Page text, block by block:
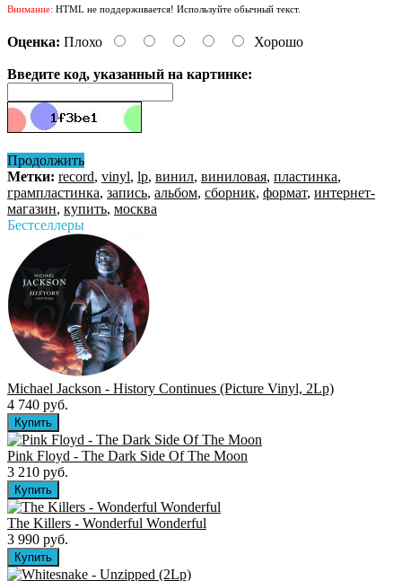
Внимание: HTML не поддерживается! Используйте обычный текст.
Оценка: Плохо Хорошо
Введите код, указанный на картинке:
Продолжить
Метки: record, vinyl, lp, винил, виниловая, пластинка,
грампластинка, запись, альбом, сборник, формат, интернет-
магазин, купить, москва
Бестселлеры
Michael Jackson - History Continues (Picture Vinyl, 2Lp)
4 740 руб.
Pink Floyd - The Dark Side Of The Moon
3 210 руб.
The Killers ‎- Wonderful Wonderful
3 990 руб.